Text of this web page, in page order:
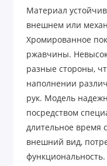
Материал
внешнем или
Хромированное
ржавчины.
разные стороны,
наполнении
рук. Модель
посредством
длительное время
внешний вид,
функциональность.